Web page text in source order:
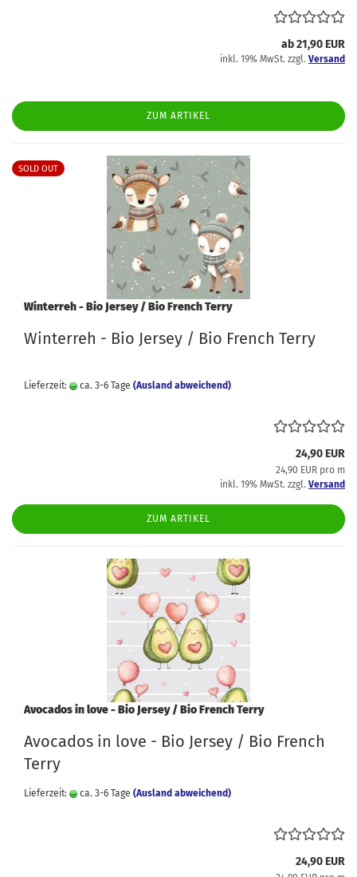
ab 21,90 EUR
inkl. 19% MwSt. zzgl. Versand
ZUM ARTIKEL
SOLD OUT
Winterreh - Bio Jersey / Bio French Terry
Winterreh - Bio Jersey / Bio French Terry
Lieferzeit: ca. 3-6 Tage (Ausland abweichend)
24,90 EUR
24,90 EUR pro m
inkl. 19% MwSt. zzgl. Versand
ZUM ARTIKEL
Avocados in love - Bio Jersey / Bio French Terry
Avocados in love - Bio Jersey / Bio French
Terry
Lieferzeit: ca. 3-6 Tage (Ausland abweichend)
24,90 EUR